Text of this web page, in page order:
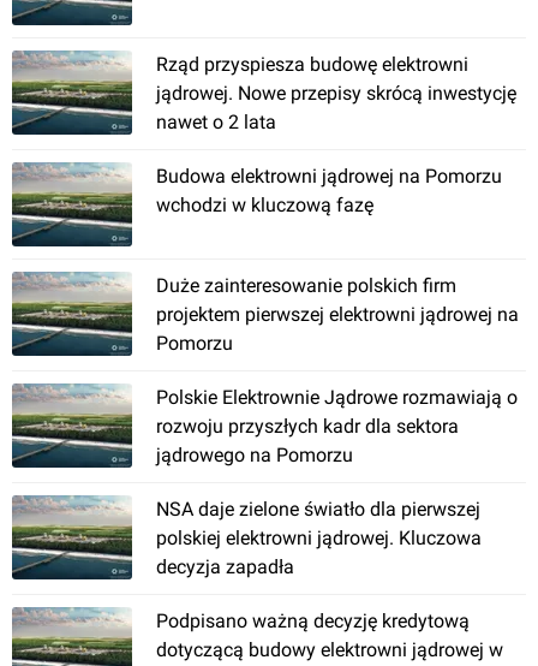
Rząd przyspiesza budowę elektrowni
jądrowej. Nowe przepisy skrócą inwestycję
nawet o 2 lata
Budowa elektrowni jądrowej na Pomorzu
wchodzi w kluczową fazę
Duże zainteresowanie polskich firm
projektem pierwszej elektrowni jądrowej na
Pomorzu
Polskie Elektrownie Jądrowe rozmawiają o
rozwoju przyszłych kadr dla sektora
jądrowego na Pomorzu
NSA daje zielone światło dla pierwszej
polskiej elektrowni jądrowej. Kluczowa
decyzja zapadła
Podpisano ważną decyzję kredytową
dotyczącą budowy elektrowni jądrowej w